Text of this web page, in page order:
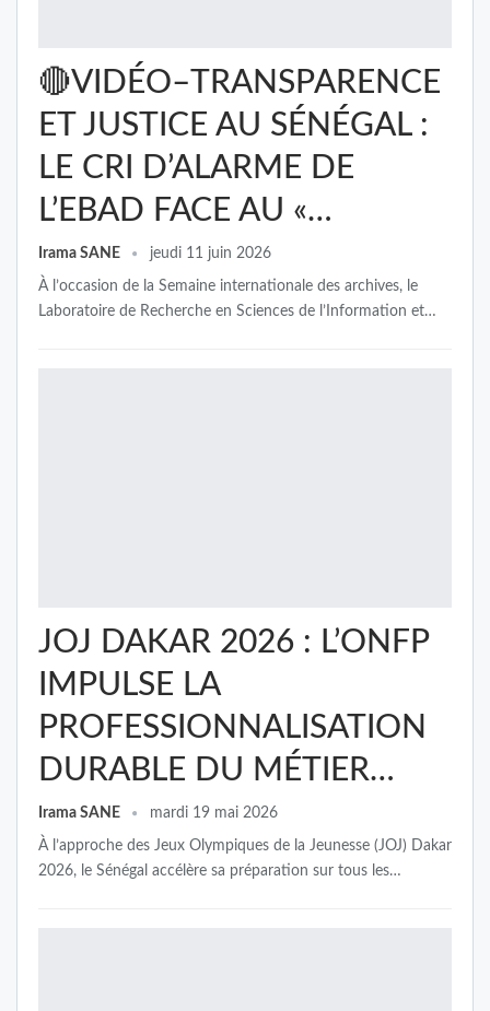
🔴VIDÉO–TRANSPARENCE
ET JUSTICE AU SÉNÉGAL :
LE CRI D’ALARME DE
L’EBAD FACE AU «…
Irama SANE jeudi 11 juin 2026
À l’occasion de la Semaine internationale des archives, le
Laboratoire de Recherche en Sciences de l’Information et…
JOJ DAKAR 2026 : L’ONFP
IMPULSE LA
PROFESSIONNALISATION
DURABLE DU MÉTIER…
Irama SANE mardi 19 mai 2026
À l’approche des Jeux Olympiques de la Jeunesse (JOJ) Dakar
2026, le Sénégal accélère sa préparation sur tous les…